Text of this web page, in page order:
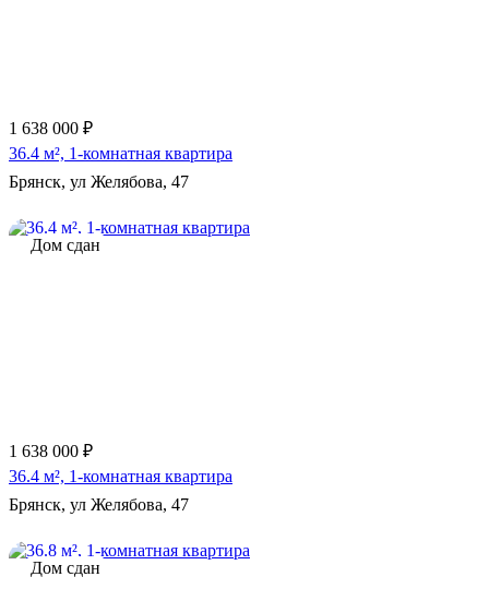
1 638 000 ₽
36.4 м², 1-комнатная квартира
Брянск, ул Желябова, 47
Дом сдан
1 638 000 ₽
36.4 м², 1-комнатная квартира
Брянск, ул Желябова, 47
Дом сдан